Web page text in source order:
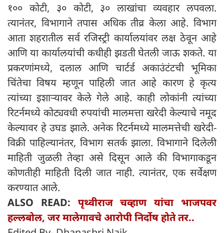
१०० कोटी, ३० कोटी, ३० लाखांचा व्यवहार लपवला.
त्यानंतर, विभागाने तपास अधिक तीव्र केला आहे. विभाग
आता शहरातील सर्व रजिस्ट्री कार्यालयांवर लक्ष ठेवून आहे
आणि या कार्यालयांची कधीही झडती घेतली जाऊ शकते. या
प्रकरणांमध्ये, दलाल आणि चार्टर्ड अकाउंटंटची भूमिका
चिंतेचा विषय म्हणून पाहिली जात आहे कारण हे कृत्य
त्यांच्या इशाऱ्यावर केले गेले आहे. काही लोकांनी त्यांच्या
रिटर्नमध्ये कोट्यवधी रुपयांची मालमत्ता खरेदी केल्याचे नमूद
केल्यावर हे उघड झाले. अनेक रिटर्नमध्ये मालमत्तेची खरेदी-
विक्री पाहिल्यानंतर, विभाग सतर्क झाला. विभागाने दिलेली
माहिती जुळली तेव्हा असे दिसून आले की विभागाकडून
कोणतीही माहिती दिली जात नाही. त्यानंतर, एक सर्वेक्षण
करण्यात आले.
ALSO READ: पृथ्वीराज चव्हाण यांचा भाजपवर
हल्लबोल, जर मालेगावचे आरोपी निर्दोष होते तर..